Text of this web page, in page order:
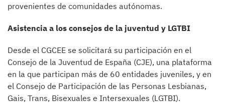
provenientes de comunidades autónomas.
Asistencia a los consejos de la juventud y LGTBI
Desde el CGCEE se solicitará su participación en el
Consejo de la Juventud de España (CJE), una plataforma
en la que participan más de 60 entidades juveniles, y en
el Consejo de Participación de las Personas Lesbianas,
Gais, Trans, Bisexuales e Intersexuales (LGTBI).